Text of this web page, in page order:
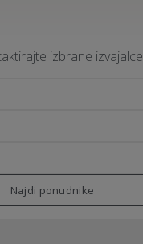
izbrane izvajalce
Najdi ponudnike